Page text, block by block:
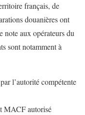
français, de
douanières ont
note aux opérateurs du
sont notamment à
l’autorité compétente
MACF autorisé